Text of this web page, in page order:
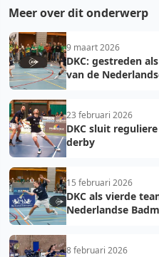
Meer over dit onderwerp
9 maart 2026
DKC: gestreden
van de
23 februari 2026
DKC sluit
derby
15 februari 2026
DKC als vierde
Nederlandse
8 februari 2026